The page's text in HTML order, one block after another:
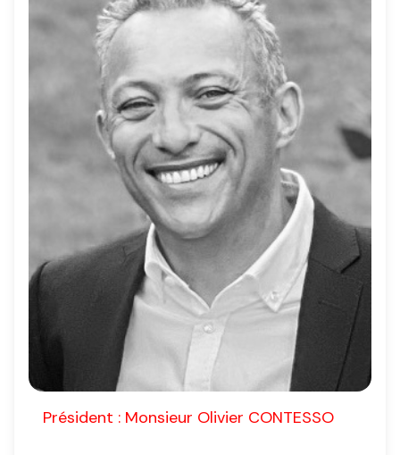
Président : Monsieur Olivier CONTESSO